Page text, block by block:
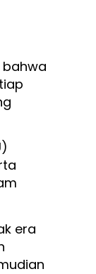
era